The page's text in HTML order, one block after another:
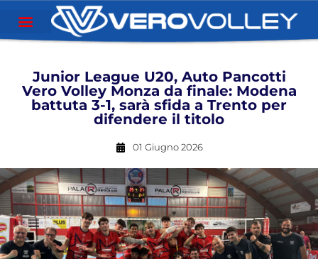
Junior League U20, Auto Pancotti
Vero Volley Monza da finale: Modena
battuta 3-1, sarà sfida a Trento per
difendere il titolo
01 Giugno 2026